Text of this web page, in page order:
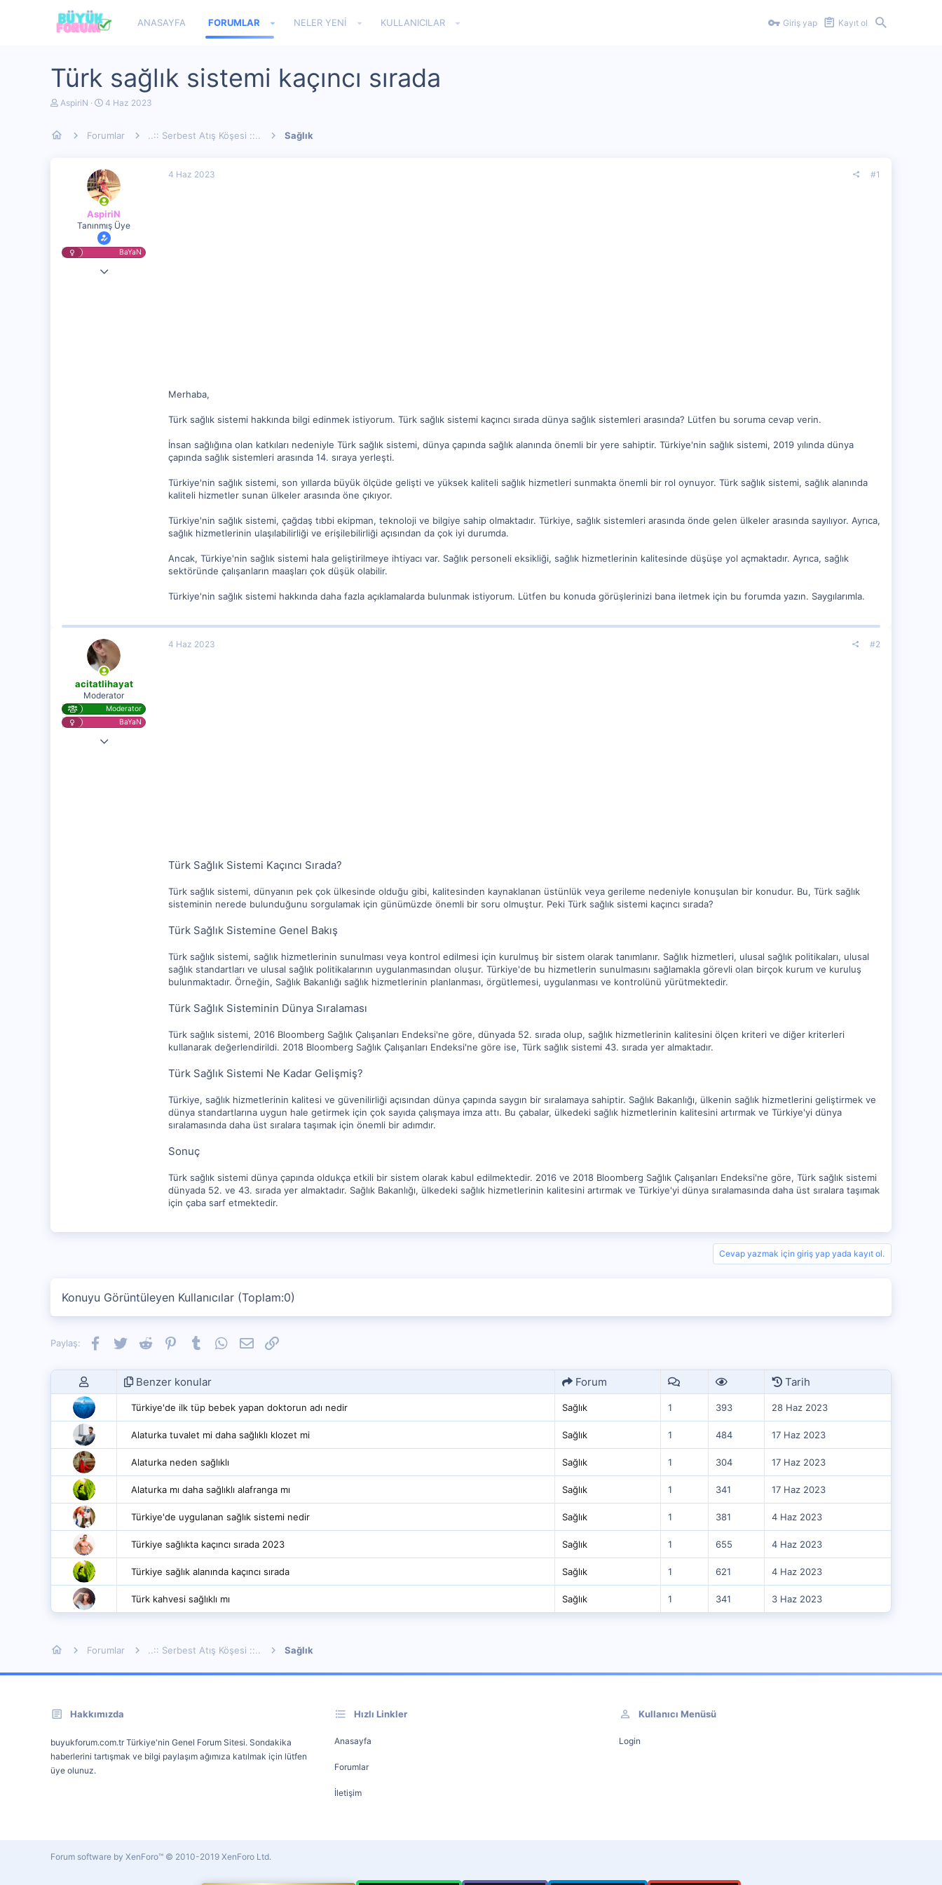
ANASAYFA FORUMLAR NELER YENI KULLANICILAR Giriş yap Kayıt ol
Türk sağlık sistemi kaçıncı sırada
K
u
n
AspiriN
B
l
g
ı
ç
t
a
r
i
h
i
4 Haz 2023
Forumlar ..:: Serbest Atış Köşesi ::.. Sağlık
AspiriN
Tanınmış Üye
BaYaN
27 Şub 2022
4 Haz 2023 #1
Merhaba,
Türk sağlık sistemi hakkında bilgi edinmek istiyorum. Türk sağlık sistemi kaçıncı sırada dünya sağlık sistemleri arasında? Lütfen bu soruma cevap verin.
İnsan sağlığına olan katkıları nedeniyle Türk sağlık sistemi, dünya çapında sağlık alanında önemli bir yere sahiptir. Türkiye'nin sağlık sistemi, 2019 yılında dünya
çapında sağlık sistemleri arasında 14. sıraya yerleşti.
Türkiye'nin sağlık sistemi, son yıllarda büyük ölçüde gelişti ve yüksek kaliteli sağlık hizmetleri sunmakta önemli bir rol oynuyor. Türk sağlık sistemi, sağlık alanında
kaliteli hizmetler sunan ülkeler arasında öne çıkıyor.
Türkiye'nin sağlık sistemi, çağdaş tıbbi ekipman, teknoloji ve bilgiye sahip olmaktadır. Türkiye, sağlık sistemleri arasında önde gelen ülkeler arasında sayılıyor. Ayrıca,
sağlık hizmetlerinin ulaşılabilirliği ve erişilebilirliği açısından da çok iyi durumda.
Ancak, Türkiye'nin sağlık sistemi hala geliştirilmeye ihtiyacı var. Sağlık personeli eksikliği, sağlık hizmetlerinin kalitesinde düşüşe yol açmaktadır. Ayrıca, sağlık
sektöründe çalışanların maaşları çok düşük olabilir.
Türkiye'nin sağlık sistemi hakkında daha fazla açıklamalarda bulunmak istiyorum. Lütfen bu konuda görüşlerinizi bana iletmek için bu forumda yazın. Saygılarımla.
acitatlihayat
Moderator
Moderator
BaYaN
28 Kas 2020
4 Haz 2023 #2
Türk Sağlık Sistemi Kaçıncı Sırada?
Türk sağlık sistemi, dünyanın pek çok ülkesinde olduğu gibi, kalitesinden kaynaklanan üstünlük veya gerileme nedeniyle konuşulan bir konudur. Bu, Türk sağlık
sisteminin nerede bulunduğunu sorgulamak için günümüzde önemli bir soru olmuştur. Peki Türk sağlık sistemi kaçıncı sırada?
Türk Sağlık Sistemine Genel Bakış
Türk sağlık sistemi, sağlık hizmetlerinin sunulması veya kontrol edilmesi için kurulmuş bir sistem olarak tanımlanır. Sağlık hizmetleri, ulusal sağlık politikaları, ulusal
sağlık standartları ve ulusal sağlık politikalarının uygulanmasından oluşur. Türkiye'de bu hizmetlerin sunulmasını sağlamakla görevli olan birçok kurum ve kuruluş
bulunmaktadır. Örneğin, Sağlık Bakanlığı sağlık hizmetlerinin planlanması, örgütlemesi, uygulanması ve kontrolünü yürütmektedir.
Türk Sağlık Sisteminin Dünya Sıralaması
Türk sağlık sistemi, 2016 Bloomberg Sağlık Çalışanları Endeksi'ne göre, dünyada 52. sırada olup, sağlık hizmetlerinin kalitesini ölçen kriteri ve diğer kriterleri
kullanarak değerlendirildi. 2018 Bloomberg Sağlık Çalışanları Endeksi'ne göre ise, Türk sağlık sistemi 43. sırada yer almaktadır.
Türk Sağlık Sistemi Ne Kadar Gelişmiş?
Türkiye, sağlık hizmetlerinin kalitesi ve güvenilirliği açısından dünya çapında saygın bir sıralamaya sahiptir. Sağlık Bakanlığı, ülkenin sağlık hizmetlerini geliştirmek ve
dünya standartlarına uygun hale getirmek için çok sayıda çalışmaya imza attı. Bu çabalar, ülkedeki sağlık hizmetlerinin kalitesini artırmak ve Türkiye'yi dünya
sıralamasında daha üst sıralara taşımak için önemli bir adımdır.
Sonuç
Türk sağlık sistemi dünya çapında oldukça etkili bir sistem olarak kabul edilmektedir. 2016 ve 2018 Bloomberg Sağlık Çalışanları Endeksi'ne göre, Türk sağlık sistemi
dünyada 52. ve 43. sırada yer almaktadır. Sağlık Bakanlığı, ülkedeki sağlık hizmetlerinin kalitesini artırmak ve Türkiye'yi dünya sıralamasında daha üst sıralara taşımak
için çaba sarf etmektedir.
Cevap yazmak için giriş yap yada kayıt ol.
Konuyu Görüntüleyen Kullanıcılar (Toplam:0)
Paylaş: Facebook
TwitterReddit PinterestTumblrWhatsApp
E-postaLink
Benzer konular Forum Tarih
Türkiye'de ilk tüp bebek yapan doktorun adı nedir Sağlık 1 393 28 Haz 2023
Alaturka tuvalet mi daha sağlıklı klozet mi Sağlık 1 484 17 Haz 2023
Alaturka neden sağlıklı Sağlık 1 304 17 Haz 2023
Alaturka mı daha sağlıklı alafranga mı Sağlık 1 341 17 Haz 2023
Türkiye'de uygulanan sağlık sistemi nedir Sağlık 1 381 4 Haz 2023
Türkiye sağlıkta kaçıncı sırada 2023 Sağlık 1 655 4 Haz 2023
Türkiye sağlık alanında kaçıncı sırada Sağlık 1 621 4 Haz 2023
Türk kahvesi sağlıklı mı Sağlık 1 341 3 Haz 2023
Forumlar ..:: Serbest Atış Köşesi ::.. Sağlık
Hakkımızda
buyukforum.com.tr Türkiye'nin Genel Forum Sitesi. Sondakika
haberlerini tartışmak ve bilgi paylaşım ağımıza katılmak için lütfen
üye olunuz.
Hızlı Linkler
Anasayfa
Forumlar
İletişim
Kullanıcı Menüsü
Login
Forum software by XenForo™ © 2010-2019 XenForo Ltd.